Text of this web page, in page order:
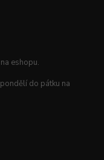
eshopu.
do pátku na